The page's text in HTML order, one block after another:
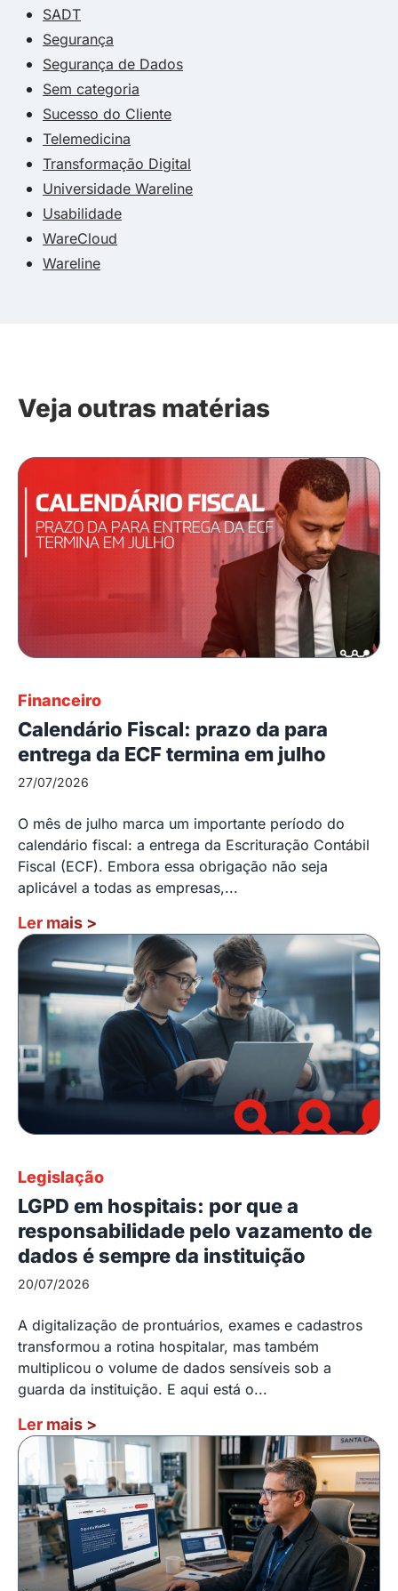
SADT
Segurança
Segurança de Dados
Sem categoria
Sucesso do Cliente
Telemedicina
Transformação Digital
Universidade Wareline
Usabilidade
WareCloud
Wareline
Veja outras matérias
Financeiro
Calendário Fiscal: prazo da para
entrega da ECF termina em julho
27/07/2026
O mês de julho marca um importante período do
calendário fiscal: a entrega da Escrituração Contábil
Fiscal (ECF). Embora essa obrigação não seja
aplicável a todas as empresas,...
Ler mais >
Legislação
LGPD em hospitais: por que a
responsabilidade pelo vazamento de
dados é sempre da instituição
20/07/2026
A digitalização de prontuários, exames e cadastros
transformou a rotina hospitalar, mas também
multiplicou o volume de dados sensíveis sob a
guarda da instituição. E aqui está o...
Ler mais >